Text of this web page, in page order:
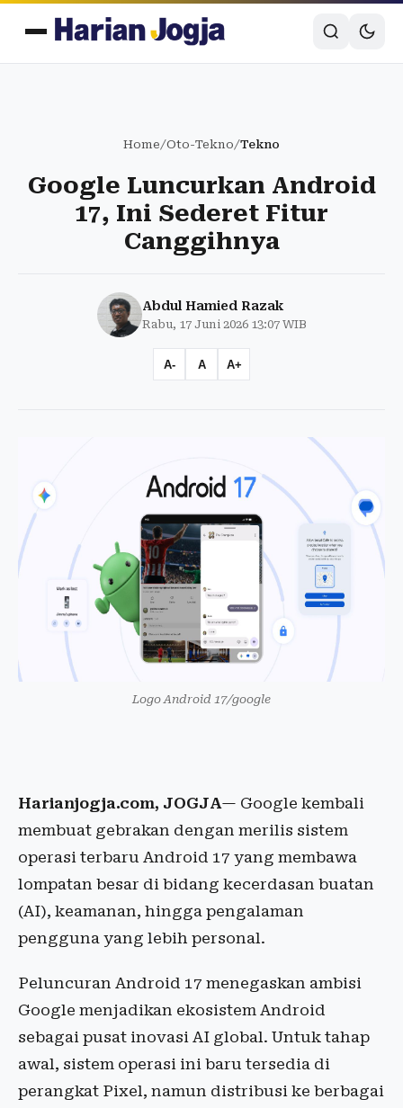
Home/Oto-Tekno/Tekno
Google Luncurkan Android
17, Ini Sederet Fitur
Canggihnya
Abdul Hamied Razak
Rabu, 17 Juni 2026 13:07 WIB
A- A A+
Logo Android 17/google
Harianjogja.com, JOGJA— Google kembali
membuat gebrakan dengan merilis sistem
operasi terbaru Android 17 yang membawa
lompatan besar di bidang kecerdasan buatan
(AI), keamanan, hingga pengalaman
pengguna yang lebih personal.
Peluncuran Android 17 menegaskan ambisi
Google menjadikan ekosistem Android
sebagai pusat inovasi AI global. Untuk tahap
awal, sistem operasi ini baru tersedia di
perangkat Pixel, namun distribusi ke berbagai